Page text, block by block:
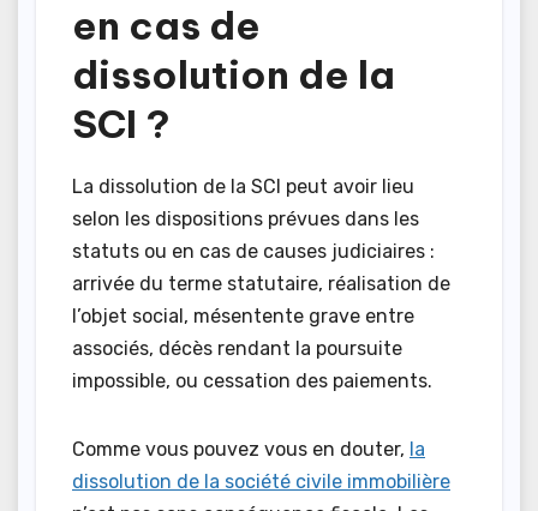
en cas de
dissolution de la
SCI ?
La dissolution de la SCI peut avoir lieu
selon les dispositions prévues dans les
statuts ou en cas de causes judiciaires :
arrivée du terme statutaire, réalisation de
l’objet social, mésentente grave entre
associés, décès rendant la poursuite
impossible, ou cessation des paiements.
Comme vous pouvez vous en douter, la
dissolution de la société civile immobilière